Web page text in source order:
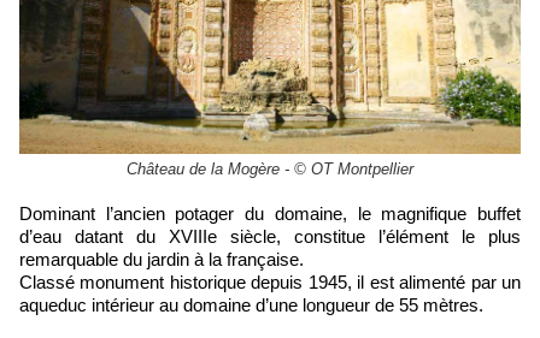
Château de la Mogère - © OT Montpellier
Dominant l’ancien potager du domaine, le magnifique buffet
d’eau datant du XVIIIe siècle, constitue l’élément le plus
remarquable du jardin à la française.
Classé monument historique depuis 1945, il est alimenté par un
aqueduc intérieur au domaine d’une longueur de 55 mètres.